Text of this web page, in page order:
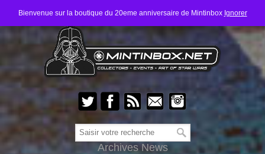
Bienvenue sur la boutique du 20eme anniversaire de Mintinbox Ignorer
Archives News